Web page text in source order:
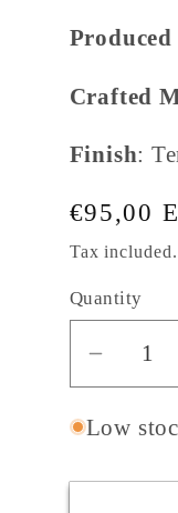
g
o
n
Produced
Crafted
Finish:
Regular
price
€95,00
Tax included.
Quantity
for
Low